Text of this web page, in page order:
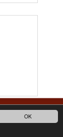
OK